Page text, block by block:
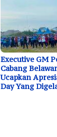
Executive GM
Cabang
Ucapkan
Day Yang